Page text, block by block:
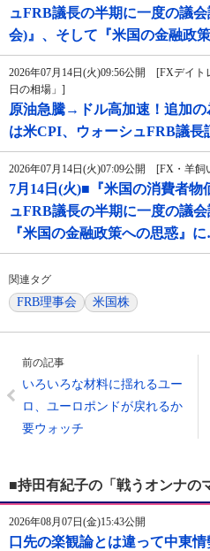
ュFRB議長の半期に一度の議
会)』、そして『米国の金融政
2026年07月14日(火)09:56公開 [FXデイト
日の相場」]
原油急騰→ドル高加速！追加
は米CPI、ウォーシュFRB議長
2026年07月14日(火)07:09公開 [FX・羊
7月14日(火)■『米国の消費者
ュFRB議長の半期に一度の議
『米国の金融政策への思惑』
関連タグ
FRB理事会 米国株
前の記事
いろいろな材料に揺れるユー
ロ、ユーロポンドが戻れるか
要ウォッチ
■持田有紀子の「戦うオンナの
2026年08月07日(金)15:43公開
口先の楽観論とは違って中東